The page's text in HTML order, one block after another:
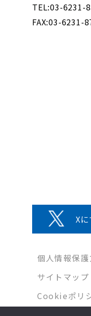
TEL:03-6231-
FAX:03-6231-
X
個人情報保
サイトマップ
Cookieポリ